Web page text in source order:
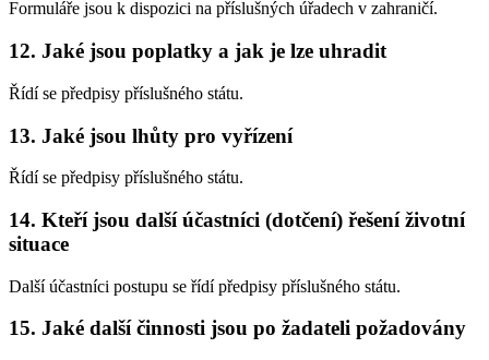
Formuláře jsou k dispozici na příslušných úřadech v zahraničí.
12. Jaké jsou poplatky a jak je lze uhradit
Řídí se předpisy příslušného státu.
13. Jaké jsou lhůty pro vyřízení
Řídí se předpisy příslušného státu.
14. Kteří jsou další účastníci (dotčení) řešení životní
situace
Další účastníci postupu se řídí předpisy příslušného státu.
15. Jaké další činnosti jsou po žadateli požadovány